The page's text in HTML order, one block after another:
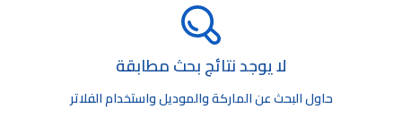
لا يوجد نتائج بحث مطابقة
حاول البحث عن الماركة والموديل واستخدام الفلاتر